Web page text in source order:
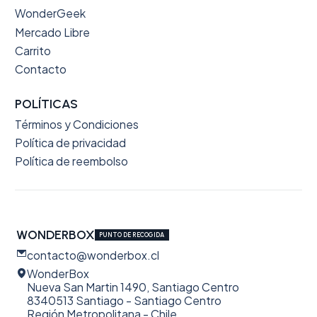
WonderGeek
Mercado Libre
Carrito
Contacto
POLÍTICAS
Términos y Condiciones
Política de privacidad
Política de reembolso
WONDERBOX PUNTO DE RECOGIDA
contacto@wonderbox.cl
WonderBox
Nueva San Martin 1490, Santiago Centro
8340513 Santiago - Santiago Centro
Región Metropolitana - Chile